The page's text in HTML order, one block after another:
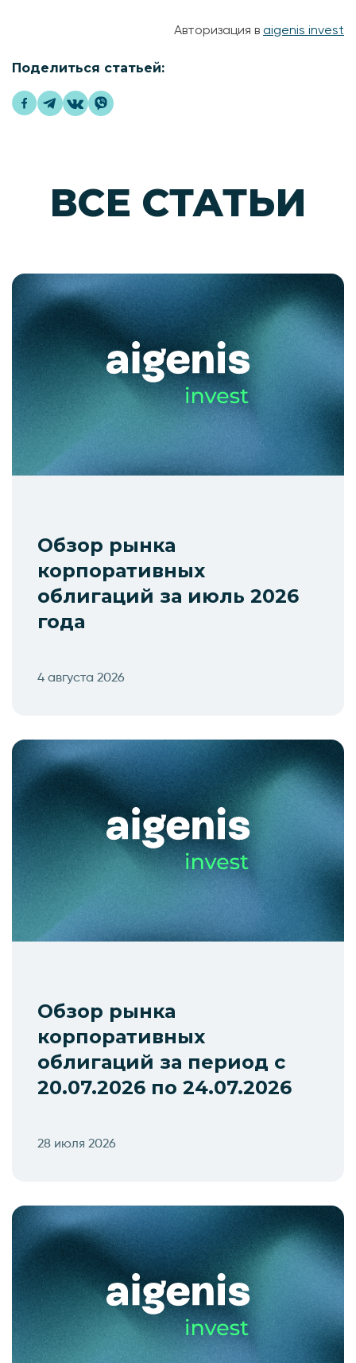
Авторизация в aigenis invest
Поделиться статьей:
ВСЕ СТАТЬИ
Обзор рынка
корпоративных
облигаций за июль 2026
года
4 августа 2026
Обзор рынка
корпоративных
облигаций за период с
20.07.2026 по 24.07.2026
28 июля 2026